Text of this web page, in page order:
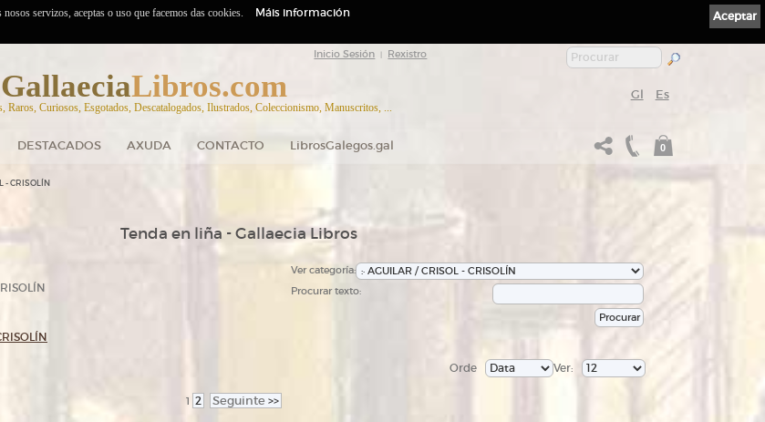
Inicio Sesión Rexistro
GallaeciaLibros.com
Raros, Curiosos, Esgotados, Descatalogados, Ilustrados, Coleccionismo, Manuscritos, ...
Gl Es
DESTACADOS AXUDA CONTACTO LibrosGalegos.gal 0
- CRISOLÍN
Tenda en liña - Gallaecia Libros
Ver categoría:
Procurar texto:
Ver:
Orde
1 2 Seguinte >>
Aceptar
servizos, aceptas o uso que facemos das cookies. Máis información